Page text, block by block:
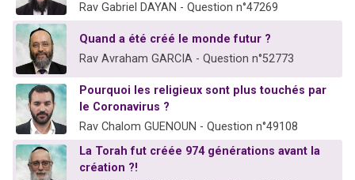
Rav Gabriel DAYAN - Question n°47269
Quand a été créé le monde futur ?
Rav Avraham GARCIA - Question n°52773
Pourquoi les religieux sont plus touchés par
le Coronavirus ?
Rav Chalom GUENOUN - Question n°49108
La Torah fut créée 974 générations avant la
création ?!